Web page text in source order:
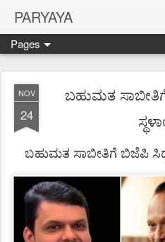
PARYAYA
Pages
NOV
24
ಬಹುಮತ
ಬಹುಮತ ಸಾಬೀತಿಗೆ ಬಿಜೆಪಿ